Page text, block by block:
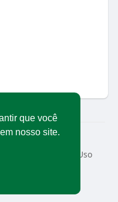
que você
nosso site.
Termos de Uso